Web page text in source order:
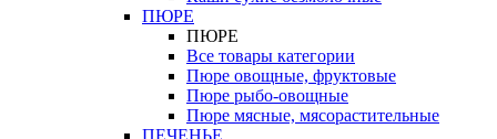
ПЮРЕ
ПЮРЕ
Все товары категории
Пюре овощные, фруктовые
Пюре рыбо-овощные
Пюре мясные, мясорастительные
ПЕЧЕНЬЕ